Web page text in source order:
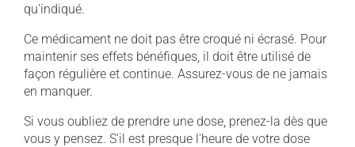
qu'indiqué.
Ce médicament ne doit pas être croqué ni écrasé. Pour
maintenir ses effets bénéfiques, il doit être utilisé de
façon régulière et continue. Assurez-vous de ne jamais
en manquer.
Si vous oubliez de prendre une dose, prenez-la dès que
vous y pensez. S'il est presque l'heure de votre dose